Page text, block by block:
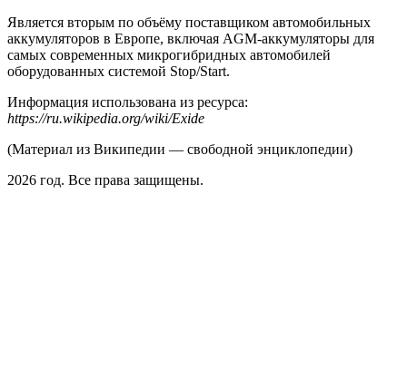
Является вторым по объёму поставщиком автомобильных
аккумуляторов в Европе, включая AGM-аккумуляторы для
самых современных микрогибридных автомобилей
оборудованных системой Stop/Start.
Информация использована из ресурса:
https://ru.wikipedia.org/wiki/Exide
(Материал из Википедии — свободной энциклопедии)
2026 год. Все права защищены.